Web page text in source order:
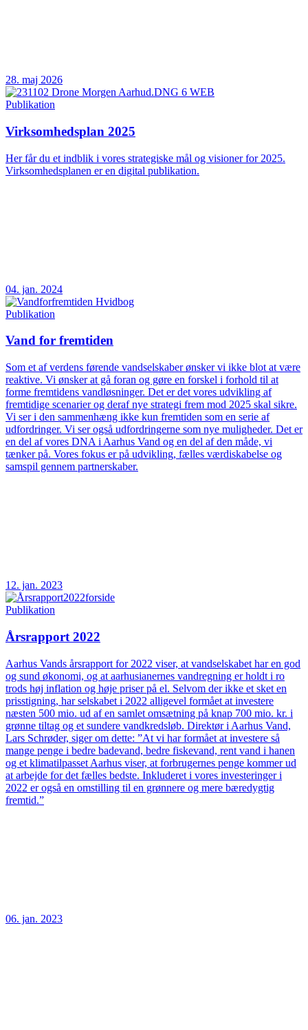
28. maj 2026
Publikation
Virksomhedsplan 2025
Her får du et indblik i vores strategiske mål og visioner for 2025.
Virksomhedsplanen er en digital publikation.
04. jan. 2024
Publikation
Vand for fremtiden
Som et af verdens førende vandselskaber ønsker vi ikke blot at være
reaktive. Vi ønsker at gå foran og gøre en forskel i forhold til at
forme fremtidens vandløsninger. Det er det vores udvikling af
fremtidige scenarier og deraf nye strategi frem mod 2025 skal sikre.
Vi ser i den sammenhæng ikke kun fremtiden som en serie af
udfordringer. Vi ser også udfordringerne som nye muligheder. Det er
en del af vores DNA i Aarhus Vand og en del af den måde, vi
tænker på. Vores fokus er på udvikling, fælles værdiskabelse og
samspil gennem partnerskaber.
12. jan. 2023
Publikation
Årsrapport 2022
Aarhus Vands årsrapport for 2022 viser, at vandselskabet har en god
og sund økonomi, og at aarhusianernes vandregning er holdt i ro
trods høj inflation og høje priser på el. Selvom der ikke et sket en
prisstigning, har selskabet i 2022 alligevel formået at investere
næsten 500 mio. ud af en samlet omsætning på knap 700 mio. kr. i
grønne tiltag og et sundere vandkredsløb. Direktør i Aarhus Vand,
Lars Schrøder, siger om dette: ”At vi har formået at investere så
mange penge i bedre badevand, bedre fiskevand, rent vand i hanen
og et klimatilpasset Aarhus viser, at forbrugernes penge kommer ud
at arbejde for det fælles bedste. Inkluderet i vores investeringer i
2022 er også en omstilling til en grønnere og mere bæredygtig
fremtid.”
06. jan. 2023